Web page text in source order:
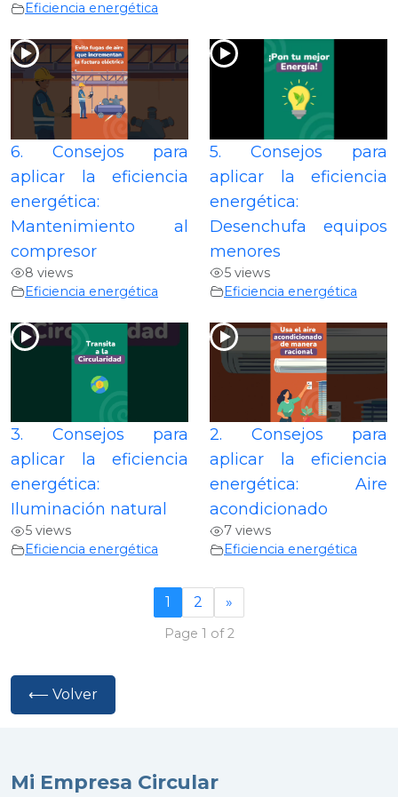
Eficiencia energética
6. Consejos para
aplicar la eficiencia
energética:
Mantenimiento al
compresor
8 views
Eficiencia energética
5. Consejos para
aplicar la eficiencia
energética:
Desenchufa equipos
menores
5 views
Eficiencia energética
3. Consejos para
aplicar la eficiencia
energética:
Iluminación natural
5 views
Eficiencia energética
2. Consejos para
aplicar la eficiencia
energética: Aire
acondicionado
7 views
Eficiencia energética
1 2 »
Page 1 of 2
⟵ Volver
Mi Empresa Circular